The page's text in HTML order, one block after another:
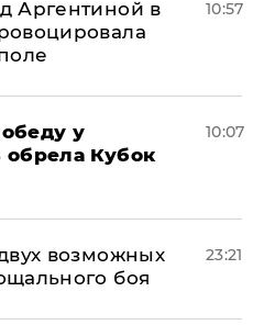
Аргентиной в
10:57
у
Кубок
10:07
возможных
боя
23:21